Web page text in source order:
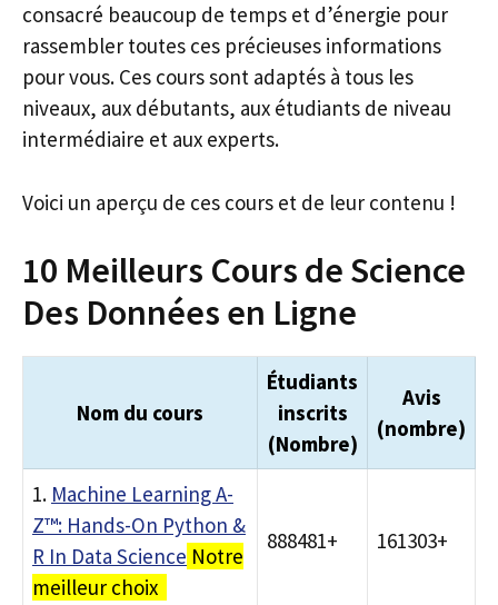
consacré beaucoup de temps et d’énergie pour
rassembler toutes ces précieuses informations
pour vous. Ces cours sont adaptés à tous les
niveaux, aux débutants, aux étudiants de niveau
intermédiaire et aux experts.
Voici un aperçu de ces cours et de leur contenu !
10 Meilleurs Cours de Science
Des Données en Ligne
Nom du cours
Étudiants
inscrits
(Nombre)
Avis
(nombre)
1. Machine Learning A-
Z™: Hands-On Python &
R In Data Science Notre
meilleur choix
888481+ 161303+